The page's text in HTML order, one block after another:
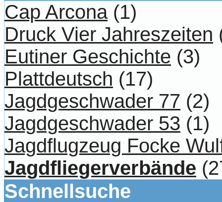
Cap Arcona(1)
Druck Vier Jahreszeiten
Eutiner Geschichte (3)
Plattdeutsch (17)
Jagdgeschwader 77 (2)
Jagdgeschwader 53 (1)
Jagdflugzeug Focke
Jagdfliegerverbände
Schnellsuche